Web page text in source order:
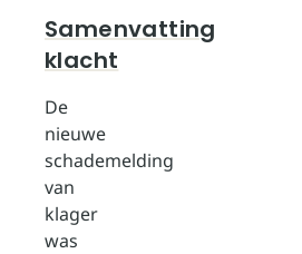
Samenvatting
klacht
De
nieuwe
schademelding
van
klager
was